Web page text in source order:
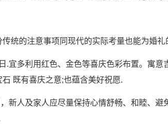
统的注意事项同现代的实际考量也能为婚礼
.宜多利用红色、金色等喜庆色彩布置。寓意
既有喜庆之意;也蕴含美好祝愿.
新人及家人应尽量保持心情舒畅、和睦、避